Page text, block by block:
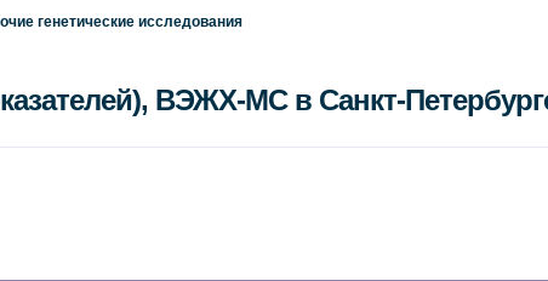
генетические исследования
ВЭЖХ-МС в Санкт-